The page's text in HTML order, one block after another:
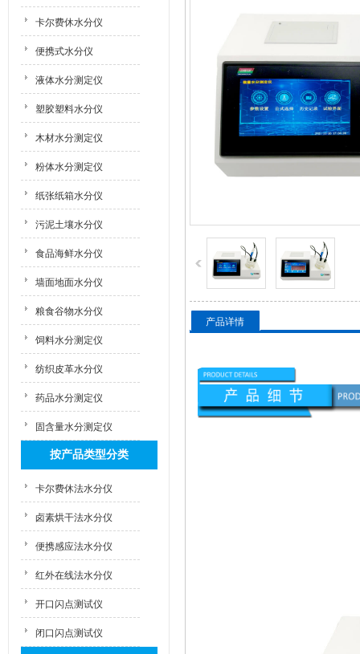
卡尔费休水分仪
便携式水分仪
液体水分测定仪
塑胶塑料水分仪
木材水分测定仪
粉体水分测定仪
纸张纸箱水分仪
污泥土壤水分仪
食品海鲜水分仪
墙面地面水分仪
粮食谷物水分仪
饲料水分测定仪
纺织皮革水分仪
药品水分测定仪
固含量水分测定仪
按产品类型分类
卡尔费休法水分仪
卤素烘干法水分仪
便携感应法水分仪
红外在线法水分仪
开口闪点测试仪
闭口闪点测试仪
产品详情